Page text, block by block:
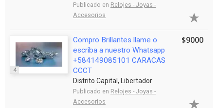
Publicado en Relojes - Joyas -
Accesorios
4
Compro Brillantes llame o
escriba a nuestro Whatsapp
+584149085101 CARACAS
CCCT
Distrito Capital, Libertador
Publicado en Relojes - Joyas -
Accesorios
$9000